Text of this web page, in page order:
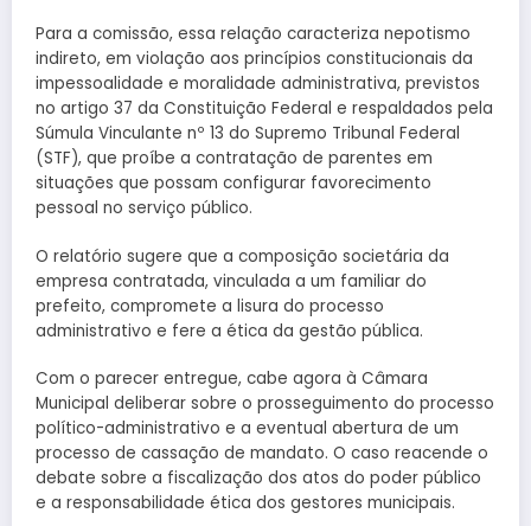
Para a comissão, essa relação caracteriza nepotismo
indireto, em violação aos princípios constitucionais da
impessoalidade e moralidade administrativa, previstos
no artigo 37 da Constituição Federal e respaldados pela
Súmula Vinculante nº 13 do Supremo Tribunal Federal
(STF), que proíbe a contratação de parentes em
situações que possam configurar favorecimento
pessoal no serviço público.
O relatório sugere que a composição societária da
empresa contratada, vinculada a um familiar do
prefeito, compromete a lisura do processo
administrativo e fere a ética da gestão pública.
Com o parecer entregue, cabe agora à Câmara
Municipal deliberar sobre o prosseguimento do processo
político-administrativo e a eventual abertura de um
processo de cassação de mandato. O caso reacende o
debate sobre a fiscalização dos atos do poder público
e a responsabilidade ética dos gestores municipais.